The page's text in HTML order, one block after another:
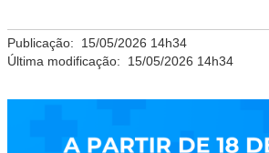
Publicação: 15/05/2026 14h34
Última modificação: 15/05/2026 14h34